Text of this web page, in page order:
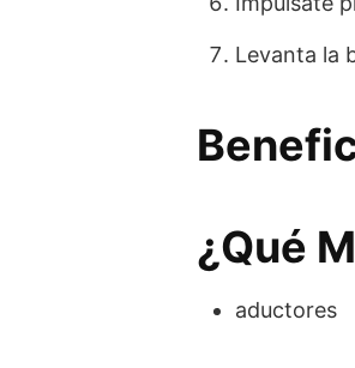
Levanta la
¿Qué
aductores